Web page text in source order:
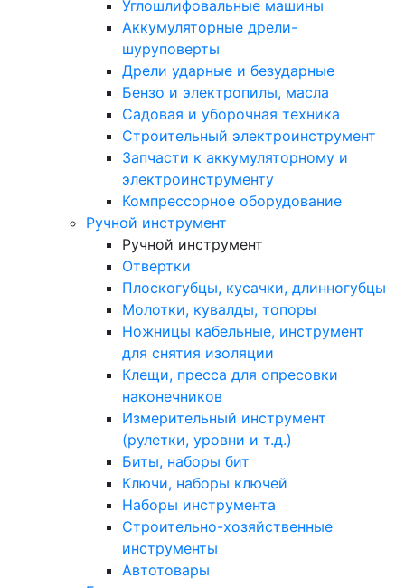
Углошлифовальные машины
Аккумуляторные дрели-
шуруповерты
Дрели ударные и безударные
Бензо и электропилы, масла
Садовая и уборочная техника
Строительный электроинструмент
Запчасти к аккумуляторному и
электроинструменту
Компрессорное оборудование
Ручной инструмент
Ручной инструмент
Отвертки
Плоскогубцы, кусачки, длинногубцы
Молотки, кувалды, топоры
Ножницы кабельные, инструмент
для снятия изоляции
Клещи, пресса для опресовки
наконечников
Измерительный инструмент
(рулетки, уровни и т.д.)
Биты, наборы бит
Ключи, наборы ключей
Наборы инструмента
Строительно-хозяйственные
инструменты
Автотовары